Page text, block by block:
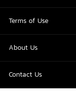
Terms of Use
About Us
Contact Us